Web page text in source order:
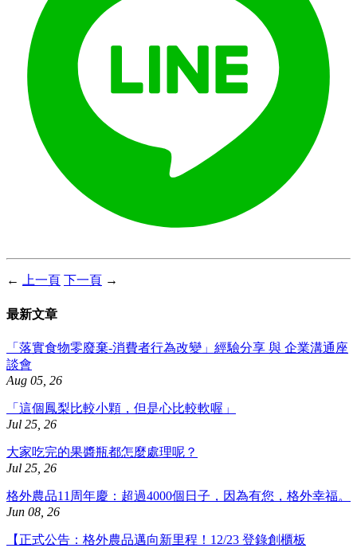
← 上一頁 下一頁 →
最新文章
「落實食物零廢棄-消費者行為改變」經驗分享 與 企業溝通座
談會
Aug 05, 26
「這個鳳梨比較小顆，但是心比較軟喔」
Jul 25, 26
大家吃完的果醬瓶都怎麼處理呢？
Jul 25, 26
格外農品11周年慶：超過4000個日子，因為有您，格外幸福。
Jun 08, 26
【正式公告：格外農品邁向新里程！12/23 登錄創櫃板